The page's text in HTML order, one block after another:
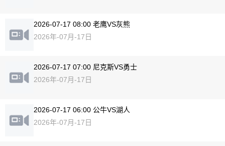
2026-07-17 08:00 老鹰VS灰熊
2026年-07月-17日
2026-07-17 07:00 尼克斯VS勇士
2026年-07月-17日
2026-07-17 06:00 公牛VS湖人
2026年-07月-17日